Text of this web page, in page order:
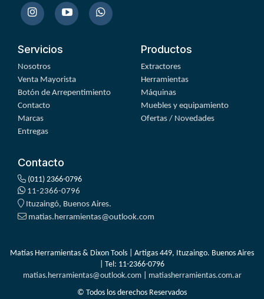
Servicios
Nosotros
Venta Mayorista
Botón de Arrepentimiento
Contacto
Marcas
Entregas
Productos
Extractores
Herramientas
Máquinas
Muebles y equipamiento
Ofertas / Novedades
Contacto
(011) 2366-0796
11-2366-0796
Ituzaingó, Buenos Aires.
matias.herramientas@outlook.com
Matías Herramientas & Dixon Tools | Artigas 449, Ituzaingo. Buenos Aires
| Tel: 11-2366-0796
matias.herramientas@outlook.com| matiasherramientas.com.ar
© Todos los derechos Reservados